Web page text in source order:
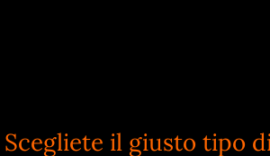
Scegliete il giusto tipo